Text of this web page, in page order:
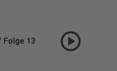
Folge 13 play_circle